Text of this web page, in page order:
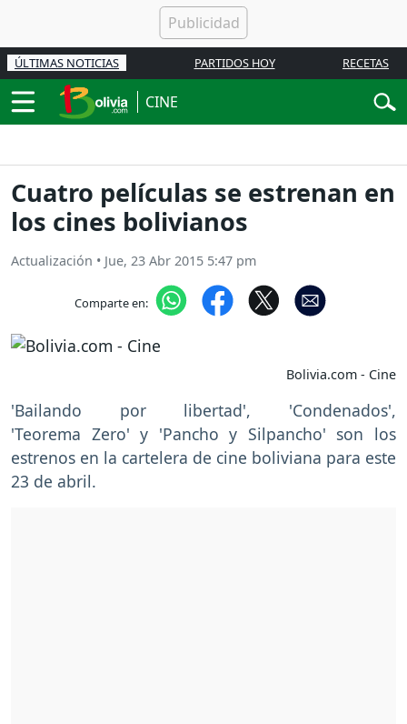
ÚLTIMAS NOTICIAS PARTIDOS HOY RECETAS
CINE
Cuatro películas se estrenan en
los cines bolivianos
Actualización • Jue, 23 Abr 2015 5:47 pm
Comparte en:
Bolivia.com - Cine
'Bailando por libertad', 'Condenados',
'Teorema Zero' y 'Pancho y Silpancho' son los
estrenos en la cartelera de cine boliviana para este
23 de abril.